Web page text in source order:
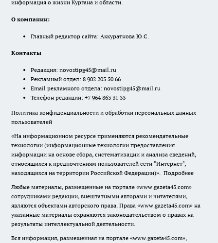
информация о жизни Кургана и области.
О компании:
Главный редактор сайта: Аккуратнова Ю.С.
Контакты
Редакция: novostipg45@mail.ru
Рекламный отдел: 8 902 205 50 66
Email рекламного отдела: novostipg45@mail.ru
Телефон редакции: +7 964 863 31 33
Политика конфиденциальности и обработки персональных данных
пользователей
«На информационном ресурсе применяются рекомендательные
технологии (информационные технологии предоставления
информации на основе сбора, систематизации и анализа сведений,
относящихся к предпочтениям пользователей сети "Интернет",
находящихся на территории Российской Федерации)». Подробнее
Любые материалы, размещенные на портале «www.gazeta45.com»
сотрудниками редакции, внештатными авторами и читателями,
являются объектами авторского права. Права «www.gazeta45.com» на
указанные материалы охраняются законодательством о правах на
результаты интеллектуальной деятельности.
Вся информация, размещенная на портале «www.gazeta45.com»,